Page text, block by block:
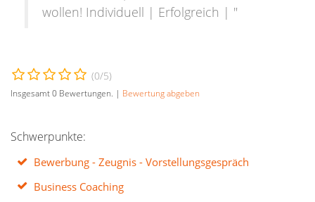
wollen! Individuell | Erfolgreich | "
(0/5)
Insgesamt0 Bewertungen. | Bewertung abgeben
Schwerpunkte:
Bewerbung - Zeugnis - Vorstellungsgespräch
Business Coaching